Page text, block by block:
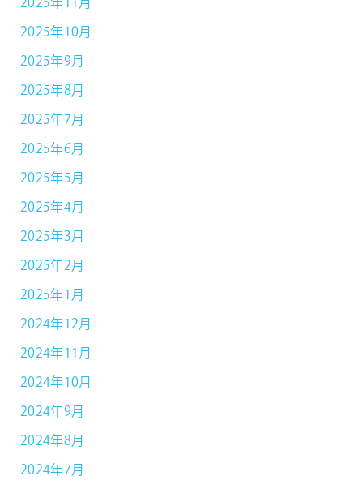
2025年10月
2025年9月
2025年8月
2025年7月
2025年6月
2025年5月
2025年4月
2025年3月
2025年2月
2025年1月
2024年12月
2024年11月
2024年10月
2024年9月
2024年8月
2024年7月